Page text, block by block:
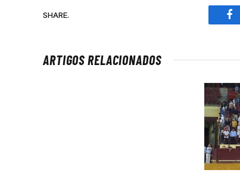
SHARE.
ARTIGOS RELACIONADOS